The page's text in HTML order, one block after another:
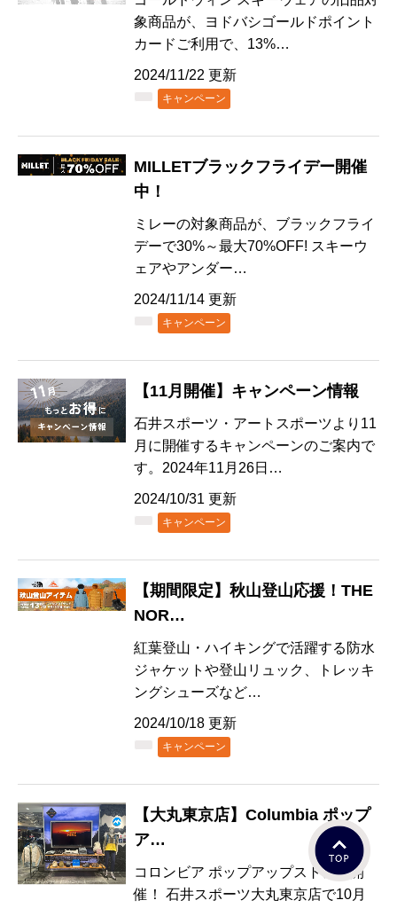
象商品が、ヨドバシゴールドポイント
カードご利用で、13%…
2024/11/22 更新
キャンペーン
MILLETブラックフライデー開催
中！
ミレーの対象商品が、ブラックフライ
デーで30%～最大70%OFF! スキーウ
ェアやアンダー…
2024/11/14 更新
キャンペーン
【11月開催】キャンペーン情報
石井スポーツ・アートスポーツより11
月に開催するキャンペーンのご案内で
す。2024年11月26日…
2024/10/31 更新
キャンペーン
【期間限定】秋山登山応援！THE
NOR…
紅葉登山・ハイキングで活躍する防水
ジャケットや登山リュック、トレッキ
ングシューズなど…
2024/10/18 更新
キャンペーン
【大丸東京店】Columbia ポップ
ア…
コロンビア ポップアップストアを開
催！ 石井スポーツ大丸東京店で10月